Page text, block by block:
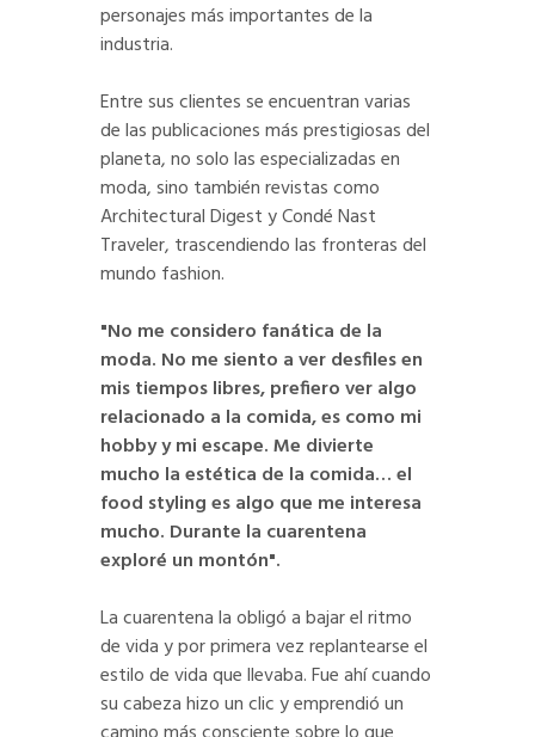
personajes más importantes de la
industria.
Entre sus clientes se encuentran varias
de las publicaciones más prestigiosas del
planeta, no solo las especializadas en
moda, sino también revistas como
Architectural Digest y Condé Nast
Traveler, trascendiendo las fronteras del
mundo fashion.
"No me considero fanática de la
moda. No me siento a ver desfiles en
mis tiempos libres, prefiero ver algo
relacionado a la comida, es como mi
hobby y mi escape. Me divierte
mucho la estética de la comida… el
food styling es algo que me interesa
mucho. Durante la cuarentena
exploré un montón".
La cuarentena la obligó a bajar el ritmo
de vida y por primera vez replantearse el
estilo de vida que llevaba. Fue ahí cuando
su cabeza hizo un clic y emprendió un